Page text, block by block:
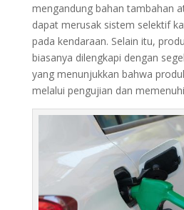
mengandung bahan tambahan
dapat merusak sistem selektif
pada kendaraan. Selain itu,
biasanya dilengkapi dengan
yang menunjukkan bahwa
melalui pengujian dan